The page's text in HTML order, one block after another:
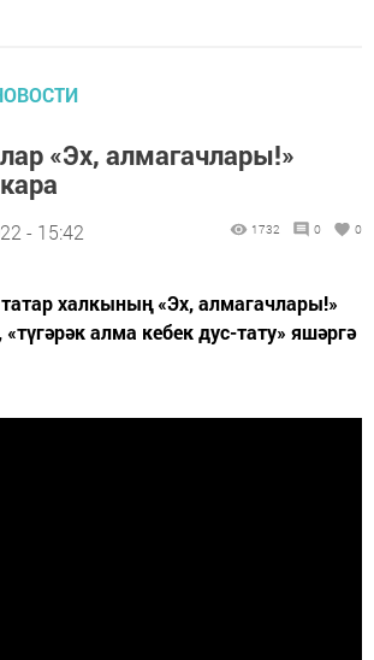
«Эх, алмагачлары!»
- 15:42 1732 0 0
халкының «Эх, алмагачлары!»
алма кебек дус-тату» яшәргә